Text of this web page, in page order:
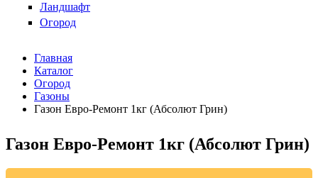
Ландшафт
Огород
Главная
Каталог
Огород
Газоны
Газон Евро-Ремонт 1кг (Абсолют Грин)
Газон Евро-Ремонт 1кг (Абсолют Грин)